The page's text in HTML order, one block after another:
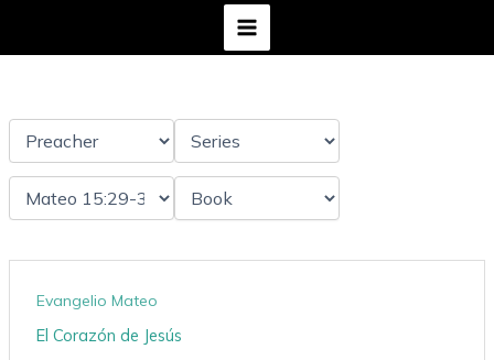
Evangelio Mateo
El Corazón de Jesús